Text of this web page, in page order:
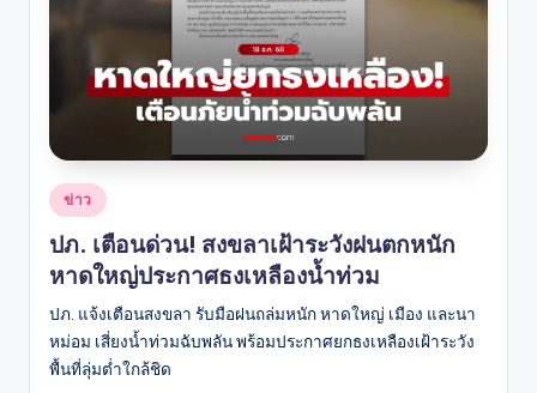
Posted
in
ข่าว
ปภ. เตือนด่วน! สงขลาเฝ้าระวังฝนตกหนัก
หาดใหญ่ประกาศธงเหลืองน้ำท่วม
ปภ. แจ้งเตือนสงขลา รับมือฝนถล่มหนัก หาดใหญ่ เมือง และนา
หม่อม เสี่ยงน้ำท่วมฉับพลัน พร้อมประกาศยกธงเหลืองเฝ้าระวัง
พื้นที่ลุ่มต่ำใกล้ชิด